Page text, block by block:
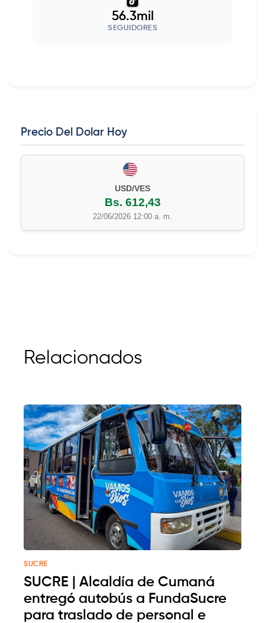
56.3mil
SEGUIDORES
Precio Del Dolar Hoy
EUR/VES
Bs. 702,42
22/06/2026 12:00 a. m.
Relacionados
SUCRE
SUCRE | Alcaldía de Cumaná
entregó autobús a FundaSucre
para traslado de personal e